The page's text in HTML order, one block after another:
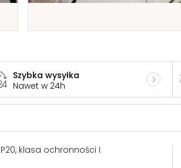
Szybka wysyłka
Nawet w 24h
IP20, klasa ochronności I